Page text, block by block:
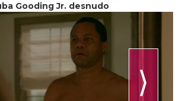
Gooding Jr. desnudo
⟩